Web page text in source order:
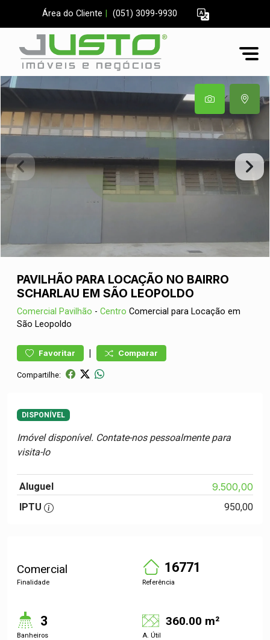
Área do Cliente (051) 3099-9930
PAVILHÃO PARA LOCAÇÃO NO BAIRRO
SCHARLAU EM SÃO LEOPOLDO
Comercial Pavilhão - Centro Comercial para Locação em
São Leopoldo
Favoritar | Comparar
Compartilhe:
DISPONÍVEL
Imóvel disponível. Contate-nos pessoalmente para
visita-lo
Aluguel 9.500,00
IPTU 950,00
Comercial
Finalidade
16771
Referência
3
Banheiros
360.00 m²
A. Útil